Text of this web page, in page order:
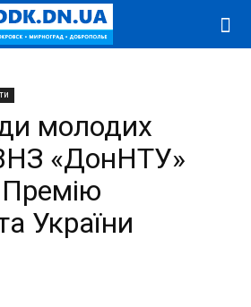
молодих
«ДонНТУ»
України